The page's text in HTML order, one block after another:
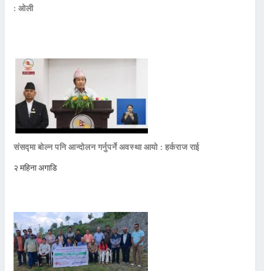
: ओली
संसद्मा बोल्न पनि आन्दोलन गर्नुपर्ने अवस्था आयो : हर्कराज राई
२ महिना अगाडि